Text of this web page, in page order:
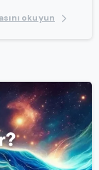
okuyun